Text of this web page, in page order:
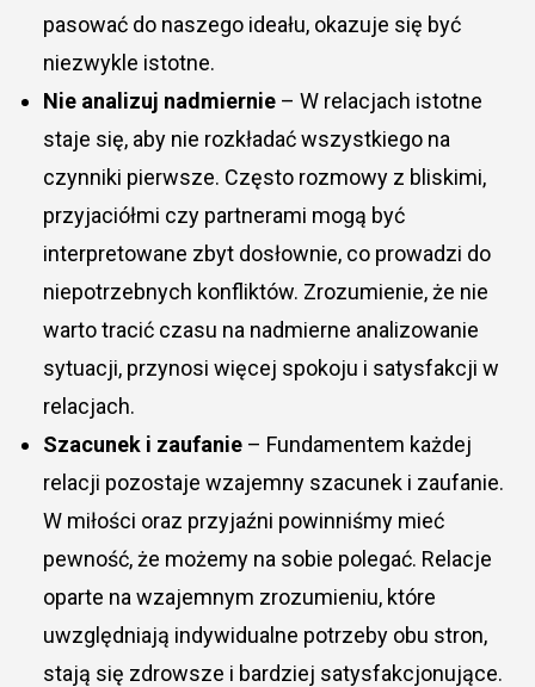
pasować do naszego ideału, okazuje się być
niezwykle istotne.
Nie analizuj nadmiernie– W relacjach istotne
staje się, aby nie rozkładać wszystkiego na
czynniki pierwsze. Często rozmowy z bliskimi,
przyjaciółmi czy partnerami mogą być
interpretowane zbyt dosłownie, co prowadzi do
niepotrzebnych konfliktów. Zrozumienie, że nie
warto tracić czasu na nadmierne analizowanie
sytuacji, przynosi więcej spokoju i satysfakcji w
relacjach.
Szacunek i zaufanie– Fundamentem każdej
relacji pozostaje wzajemny szacunek i zaufanie.
W miłości oraz przyjaźni powinniśmy mieć
pewność, że możemy na sobie polegać. Relacje
oparte na wzajemnym zrozumieniu, które
uwzględniają indywidualne potrzeby obu stron,
stają się zdrowsze i bardziej satysfakcjonujące.